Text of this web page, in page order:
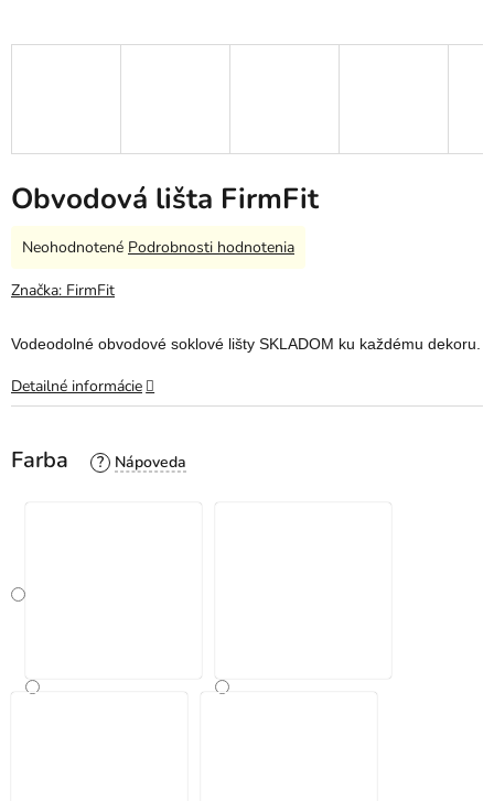
Obvodová lišta FirmFit
Farba ?
Vodeodolné obvodové soklové lišty SKLADOM ku každému dekoru.
Detailné informácie
Priemerné
produktu
z
hviezdičiek.
Neohodnotené Podrobnosti hodnotenia
Značka: FirmFit